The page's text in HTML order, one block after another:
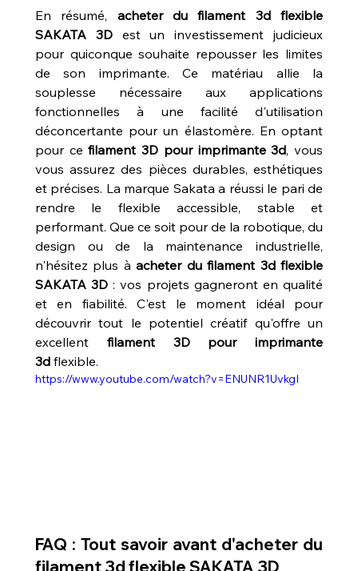
En résumé, acheter du filament 3d flexible
SAKATA 3D est un investissement judicieux
pour quiconque souhaite repousser les limites
de son imprimante. Ce matériau allie la
souplesse nécessaire aux applications
fonctionnelles à une facilité d'utilisation
déconcertante pour un élastomère. En optant
pour ce filament 3D pour imprimante 3d, vous
vous assurez des pièces durables, esthétiques
et précises. La marque Sakata a réussi le pari de
rendre le flexible accessible, stable et
performant. Que ce soit pour de la robotique, du
design ou de la maintenance industrielle,
n'hésitez plus à acheter du filament 3d flexible
SAKATA 3D : vos projets gagneront en qualité
et en fiabilité. C'est le moment idéal pour
découvrir tout le potentiel créatif qu'offre un
excellent filament 3D pour imprimante
3d flexible.
https://www.youtube.com/watch?v=ENUNR1UvkgI
FAQ : Tout savoir avant d'acheter du
filament 3d flexible SAKATA 3D